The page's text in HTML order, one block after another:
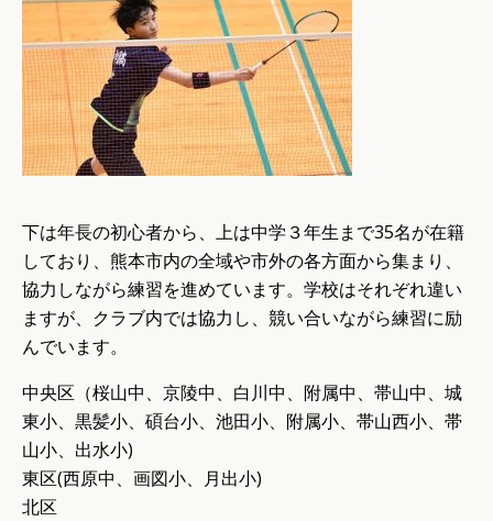
下は年長の初心者から、上は中学３年生まで35名が在籍
しており、熊本市内の全域や市外の各方面から集まり、
協力しながら練習を進めています。学校はそれぞれ違い
ますが、クラブ内では協力し、競い合いながら練習に励
んでいます。
中央区（桜山中、京陵中、白川中、附属中、帯山中、城
東小、黒髪小、碩台小、池田小、附属小、帯山西小、帯
山小、出水小)
東区(西原中、画図小、月出小)
北区